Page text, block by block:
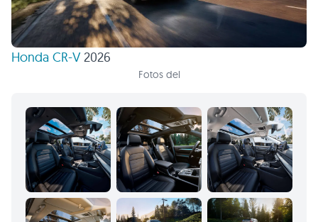
Honda CR-V2026
Fotos del